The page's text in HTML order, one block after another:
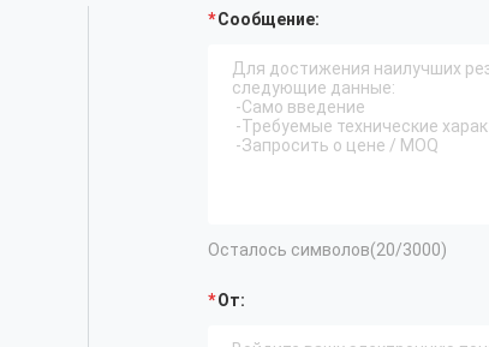
Сообщение:
Осталось символов(20/3000)
От: